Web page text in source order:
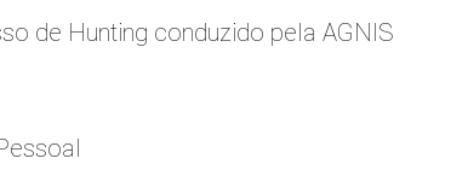
de Hunting conduzido pela AGNIS